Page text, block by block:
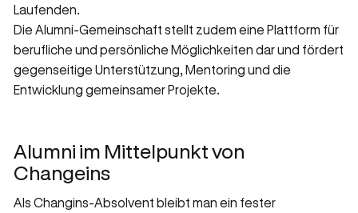
Laufenden.
Die Alumni-Gemeinschaft stellt zudem eine Plattform für
berufliche und persönliche Möglichkeiten dar und fördert
gegenseitige Unterstützung, Mentoring und die
Entwicklung gemeinsamer Projekte.
Alumni im Mittelpunkt von
Changeins
Als Changins-Absolvent bleibt man ein fester